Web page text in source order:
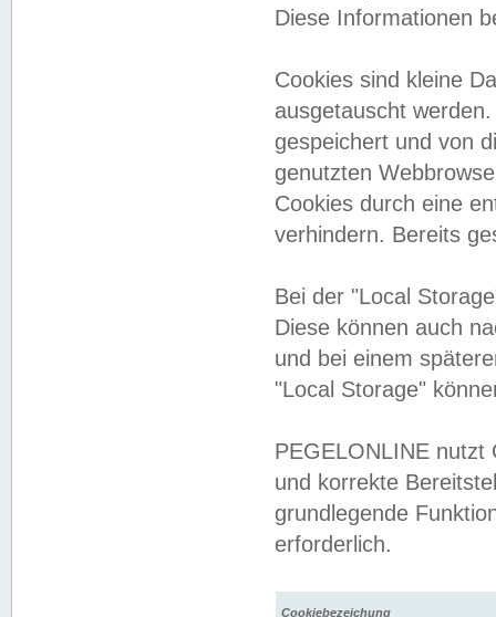
Diese Informationen
Cookies sind kleine
ausgetauscht
gespeichert und von
genutzten
Cookies durch eine
verhindern. Bereits
Bei der "Local
Diese können auch
und bei einem
"Local Storage"
PEGELONLINE nutzt
und korrekte
grundlegende
erforderlich.
Cookiebezeichung